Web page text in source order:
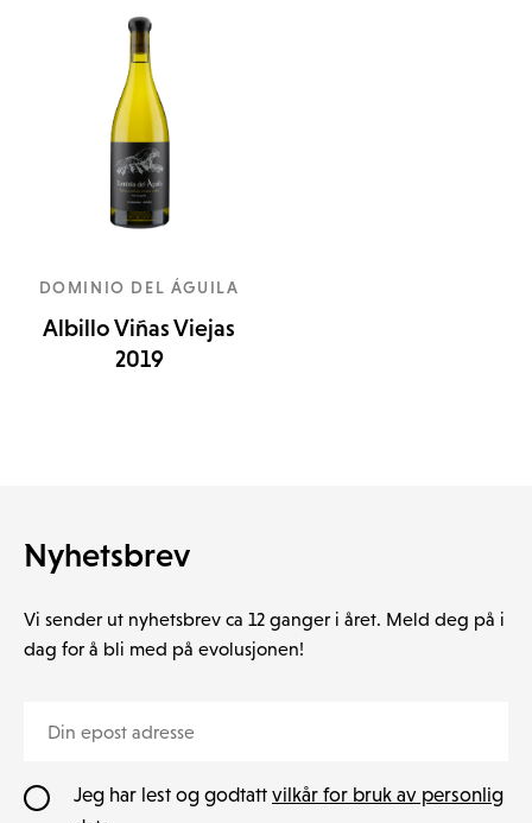
DOMINIO DEL ÁGUILA
Albillo Viñas Viejas
2019
Nyhetsbrev
Vi sender ut nyhetsbrev ca 12 ganger i året. Meld deg på i
dag for å bli med på evolusjonen!
Jeg har lest og godtatt vilkår for bruk av personlig